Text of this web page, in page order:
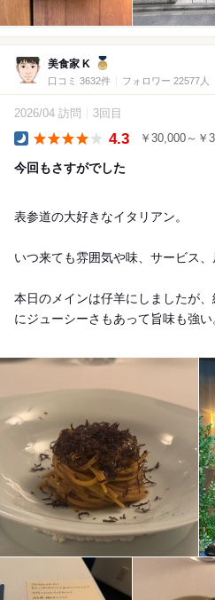
美食家 K
口コミ 3632件 フォロワー 22577人
2026/04 訪問 3回目
4.3 ￥30,000～￥
今回もさすがでした
表参道の大好きなイタリアン。
いつ来ても雰囲気や味、サービス、
本日のメインは仔羊にしましたが
にジューシーさもあって旨味も強い